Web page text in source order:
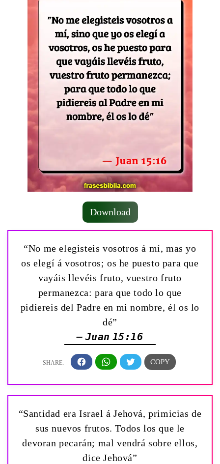
Download
“No me elegisteis vosotros á mí, mas yo
os elegí á vosotros; os he puesto para que
vayáis llevéis fruto, vuestro fruto
permanezca: para que todo lo que
pidiereis del Padre en mi nombre, él os lo
dé”
— Juan 15:16
“Santidad era Israel á Jehová, primicias de
sus nuevos frutos. Todos los que le
devoran pecarán; mal vendrá sobre ellos,
dice Jehová”